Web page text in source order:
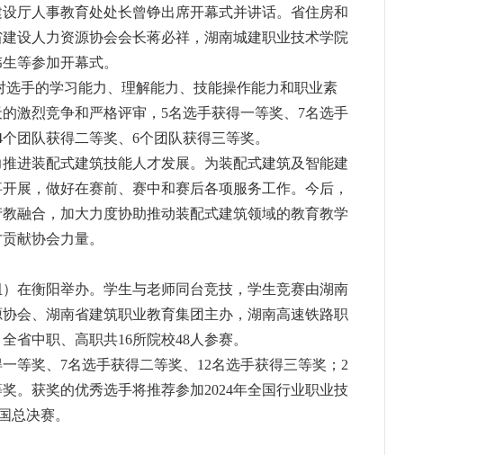
厅人事教育处处长曾铮出席开幕式并讲话。省住房和
设人力资源协会会长蒋必祥，湖南城建职业技术学院
等参加开幕式。
手的学习能力、理解能力、技能操作能力和职业素
激烈竞争和严格评审， 5名选手获得一等奖、 7名选手
个团队获得二等奖、 6个团队获得三等奖。
进装配式建筑技能人才发展。为装配式建筑及智能建
展，做好在赛前、赛中和赛后各项服务工作。今后，
融合，加大力度协助推动装配式建筑领域的教育教学
献协会力量。
在衡阳举办。 学生与老师同台竞技，学生竞赛由湖南
会、湖南省建筑职业教育集团主办，湖南高速铁路职
省中职、高职共16所院校48 人参赛。
等奖、 7名选手获得二等奖、 12名选手获得三等奖； 2
。获奖的优秀选手将推荐参加2024年全国行业职业技
总决赛。